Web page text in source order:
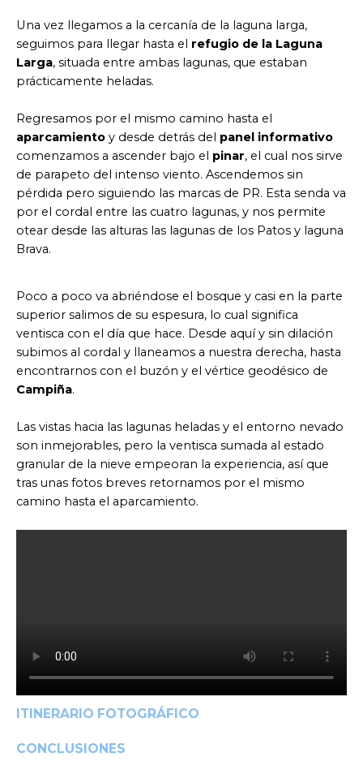
Una vez llegamos a la cercanía de la laguna larga,
seguimos para llegar hasta el refugio de la Laguna
Larga, situada entre ambas lagunas, que estaban
prácticamente heladas.
Regresamos por el mismo camino hasta el
aparcamiento y desde detrás del panel informativo
comenzamos a ascender bajo el pinar, el cual nos sirve
de parapeto del intenso viento. Ascendemos sin
pérdida pero siguiendo las marcas de PR. Esta senda va
por el cordal entre las cuatro lagunas, y nos permite
otear desde las alturas las lagunas de los Patos y laguna
Brava.
Poco a poco va abriéndose el bosque y casi en la parte
superior salimos de su espesura, lo cual significa
ventisca con el día que hace. Desde aquí y sin dilación
subimos al cordal y llaneamos a nuestra derecha, hasta
encontrarnos con el buzón y el vértice geodésico de
Campiña.
Las vistas hacia las lagunas heladas y el entorno nevado
son inmejorables, pero la ventisca sumada al estado
granular de la nieve empeoran la experiencia, así que
tras unas fotos breves retornamos por el mismo
camino hasta el aparcamiento.
ITINERARIO FOTOGRÁFICO
CONCLUSIONES